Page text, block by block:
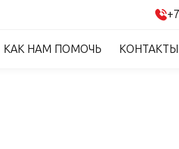
КАК НАМ ПОМОЧЬ КОНТАКТЫ